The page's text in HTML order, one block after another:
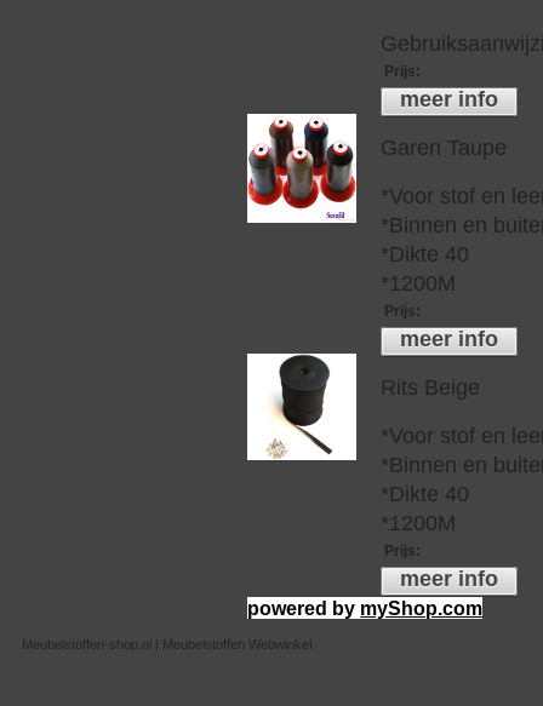
Prijs:
meer info
Garen Taupe
*Voor stof en
*Binnen en
*Dikte 40
*1200M
Prijs:
meer info
Rits Beige
*Voor stof en
*Binnen en
*Dikte 40
*1200M
Prijs:
meer info
powered by myShop.com
Meubelstoffen-shop.nl | Meubelstoffen Webwinkel